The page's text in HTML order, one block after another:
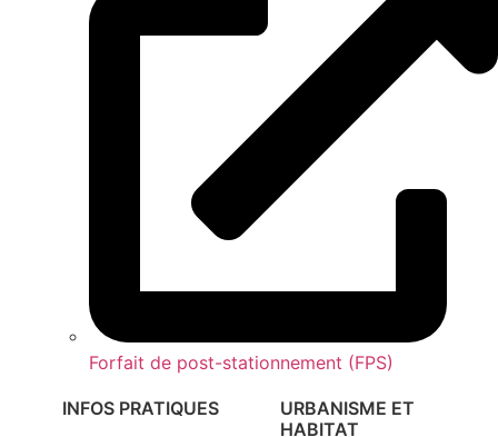
Forfait de post-stationnement (FPS)
INFOS PRATIQUES
URBANISME ET
HABITAT